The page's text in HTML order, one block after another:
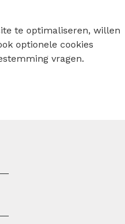
te optimaliseren, willen
optionele cookies
vragen.